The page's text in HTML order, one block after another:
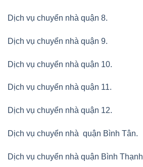
Dịch vụ chuyển nhà quận 8.
Dịch vụ chuyển nhà quận 9.
Dịch vụ chuyển nhà quận 10.
Dịch vụ chuyển nhà quận 11.
Dịch vụ chuyển nhà quận 12.
Dịch vụ chuyển nhà quận Bình Tân.
Dịch vụ chuyển nhà quận Bình Thạnh